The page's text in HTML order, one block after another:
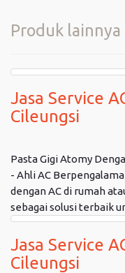
Produk lainnya
Jasa Service
Cileungsi
Pasta Gigi Atomy
- Ahli AC
dengan AC di rumah
sebagai solusi terbaik
Jasa Service
Cileungsi